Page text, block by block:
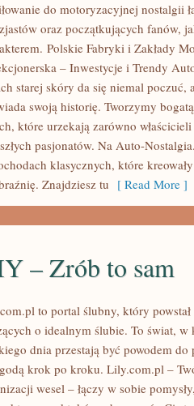
do motoryzacyjnej nostalgii
oraz początkujących fanów,
Polskie Fabryki i Zakłady
– Inwestycje i Trendy
starej skóry da się niemal poczuć,
swoją historię. Tworzymy
które urzekają zarówno
pasjonatów. Na Auto-
klasycznych, które
Znajdziesz tu [ Read More ]
– Zrób to sam
to portal ślubny, który
o idealnym ślubie. To świat,
dnia przestają być powodem
krok po kroku. Lily.com.pl –
wesel – łączy w sobie